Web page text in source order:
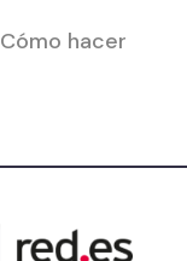
Cómo hacer